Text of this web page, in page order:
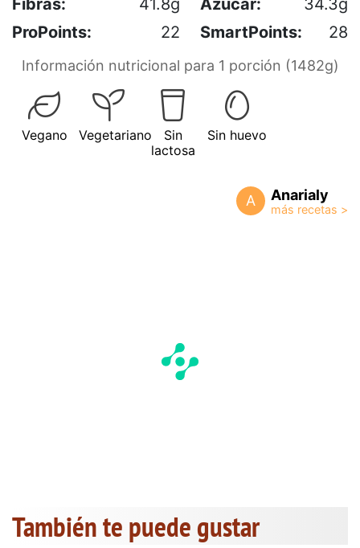
ProPoints:
22 SmartPoints: 28
Información nutricional para 1 porción (1482g)
Vegano Vegetariano
Sin
lactosa
Sin huevo
A Anarialy
También te puede gustar